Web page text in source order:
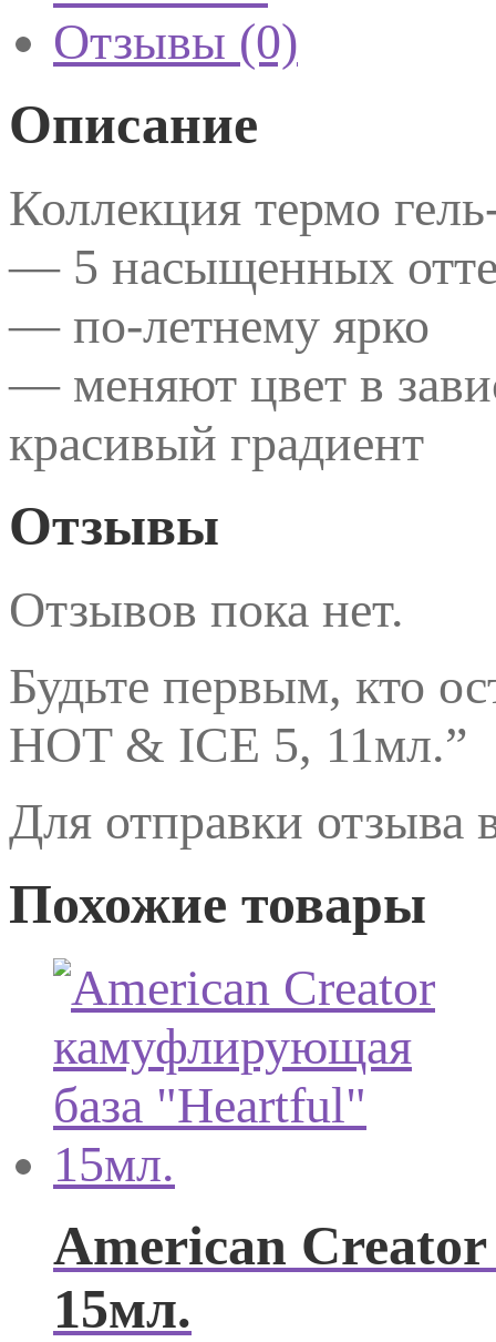
Отзывы (0)
Описание
Коллекция термо
— 5 насыщенных
— по-летнему ярко
— меняют цвет в
красивый градиент
Отзывы
Отзывов пока нет.
Будьте первым, кто
HOT & ICE 5, 11мл.”
Для отправки отзыва
Похожие товары
American
15мл.